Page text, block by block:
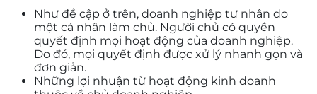
Như đề cập ở trên, doanh nghiệp tư nhân do
một cá nhân làm chủ. Người chủ có quyền
quyết định mọi hoạt động của doanh nghiệp.
Do đó, mọi quyết định được xử lý nhanh gọn và
đơn giản.
Những lợi nhuận từ hoạt động kinh doanh